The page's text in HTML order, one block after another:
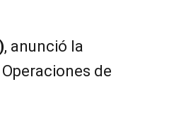
, anunció la
de